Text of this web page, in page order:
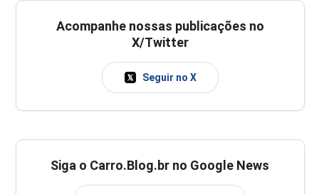
Acompanhe nossas publicações no
X/Twitter
Seguir no X
Siga o Carro.Blog.br no Google News